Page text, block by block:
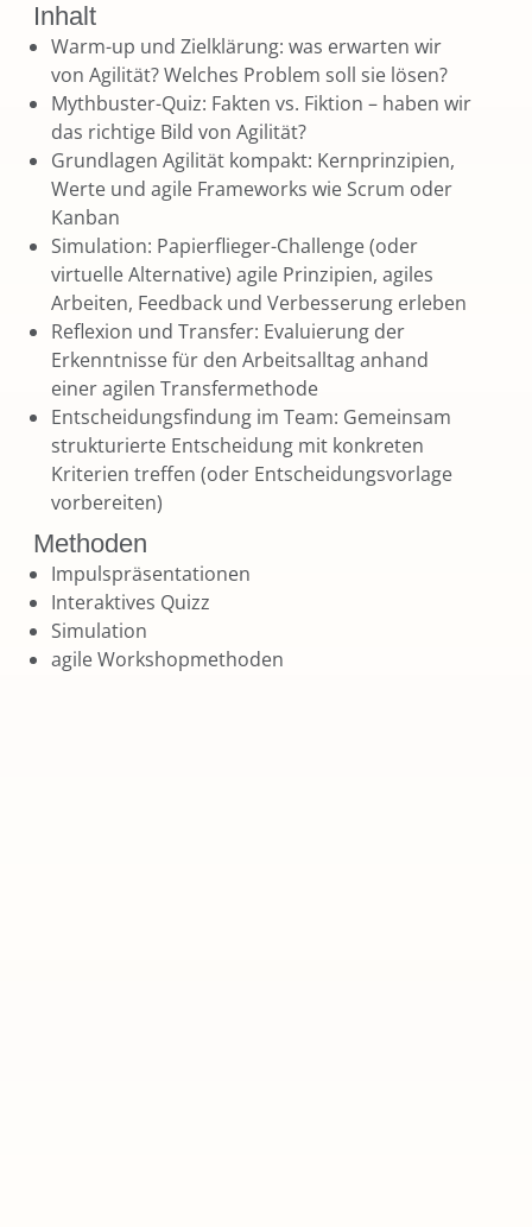
Inhalt
Warm-up und Zielklärung: was erwarten wir
von Agilität? Welches Problem soll sie lösen?
Mythbuster-Quiz: Fakten vs. Fiktion – haben wir
das richtige Bild von Agilität?
Grundlagen Agilität kompakt: Kernprinzipien,
Werte und agile Frameworks wie Scrum oder
Kanban
Simulation: Papierflieger-Challenge (oder
virtuelle Alternative) agile Prinzipien, agiles
Arbeiten, Feedback und Verbesserung erleben
Reflexion und Transfer: Evaluierung der
Erkenntnisse für den Arbeitsalltag anhand
einer agilen Transfermethode
Entscheidungsfindung im Team: Gemeinsam
strukturierte Entscheidung mit konkreten
Kriterien treffen (oder Entscheidungsvorlage
vorbereiten)
Methoden
Impulspräsentationen
Interaktives Quizz
Simulation
agile Workshopmethoden